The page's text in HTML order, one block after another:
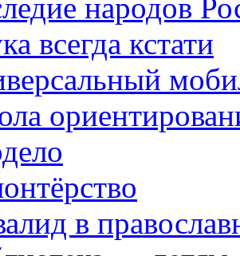
народов
всегда кстати
в